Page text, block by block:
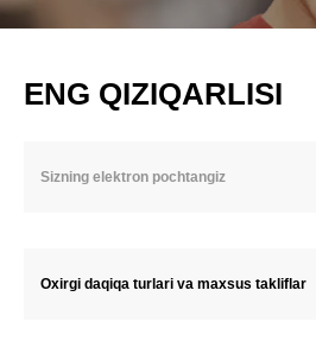
ENG QIZIQARLISI
Oxirgi daqiqa turlari va maxsus takliflar